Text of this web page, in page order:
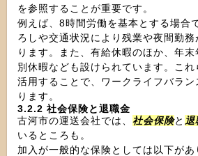
を参照することが重要です。
例えば、8時間労働を基本とする場合
ろしや交通状況により残業や夜間勤
ります。また、有給休暇のほか、年
別休暇なども設けられています。これ
活用することで、ワークライフバラ
ります。
3.2.2 社会保険と退職金
古河市の運送会社では、 社会保険と
いるところも。
加入が一般的な保険としては以下があ